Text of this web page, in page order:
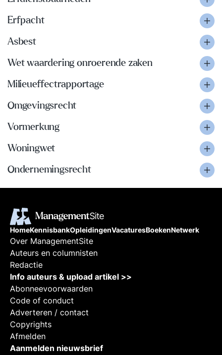
Erfpacht
Asbest
Wet waardering onroerende zaken
Milieueffectrapportage
Omgevingsrecht
Vormerkung
Woningwet
Ondernemingsrecht
HomeKennisbankOpleidingenVacaturesBoekenNetwerk
Over ManagementSite
Auteurs en columnisten
Redactie
Info auteurs & upload artikel >>
Abonneevoorwaarden
Code of conduct
Adverteren / contact
Copyrights
Afmelden
Aanmelden nieuwsbrief